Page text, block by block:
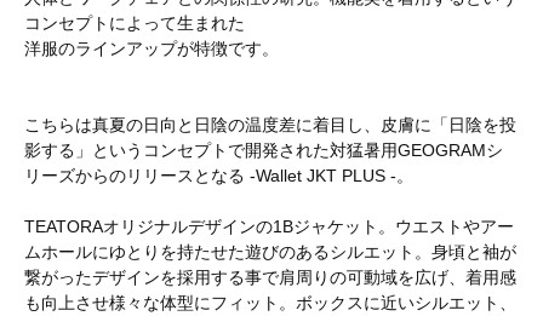
コンセプトによって生まれた
洋服のラインアップが特徴です。
こちらは真夏の日向と日陰の温度差に着目し、皮膚に「日陰を投
影する」というコンセプトで開発された対猛暑用GEOGRAMシ
リーズからのリリースとなる -Wallet JKT PLUS -。
TEATORAオリジナルデザインの1Bジャケット。ウエストやアー
ムホールにゆとりを持たせた遊びのあるシルエット。身頃と袖が
繋がったデザインを採用する事で肩周りの可動域を広げ、着用感
も向上させ様々な体型にフィット。ボックスに近いシルエット、